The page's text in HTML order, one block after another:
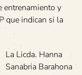
entrenamiento y
que indican si la
La Licda. Hanna
Sanabria Barahona